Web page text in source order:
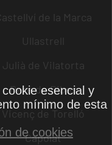
de la Marca
Ullastrell
Julià de Vilatorta
Pere de Ribes
Vicenç de Torelló
Capolat
esencial y
mínimo de esta
de cookies